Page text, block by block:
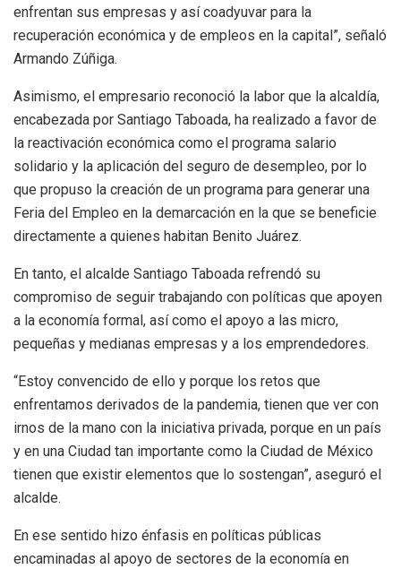
enfrentan sus empresas y así coadyuvar para la
recuperación económica y de empleos en la capital”, señaló
Armando Zúñiga.
Asimismo, el empresario reconoció la labor que la alcaldía,
encabezada por Santiago Taboada, ha realizado a favor de
la reactivación económica como el programa salario
solidario y la aplicación del seguro de desempleo, por lo
que propuso la creación de un programa para generar una
Feria del Empleo en la demarcación en la que se beneficie
directamente a quienes habitan Benito Juárez.
En tanto, el alcalde Santiago Taboada refrendó su
compromiso de seguir trabajando con políticas que apoyen
a la economía formal, así como el apoyo a las micro,
pequeñas y medianas empresas y a los emprendedores.
“Estoy convencido de ello y porque los retos que
enfrentamos derivados de la pandemia, tienen que ver con
irnos de la mano con la iniciativa privada, porque en un país
y en una Ciudad tan importante como la Ciudad de México
tienen que existir elementos que lo sostengan”, aseguró el
alcalde.
En ese sentido hizo énfasis en políticas públicas
encaminadas al apoyo de sectores de la economía en